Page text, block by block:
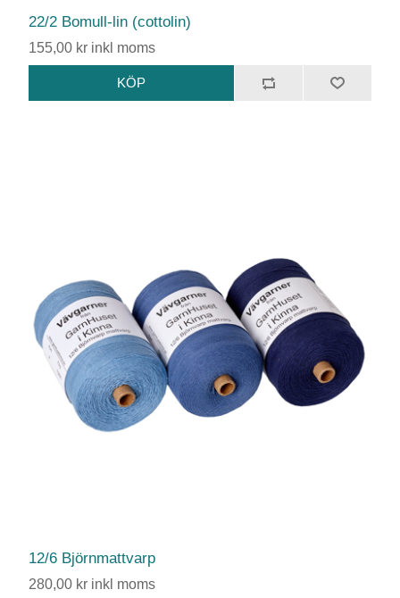
22/2 Bomull-lin (cottolin)
155,00 kr inkl moms
12/6 Björnmattvarp
280,00 kr inkl moms